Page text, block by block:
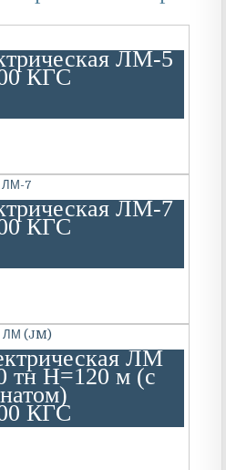
ЛМ-5
КГС
ЛМ-7
КГС
ЛМ
тн Н=120 м (с
КГС